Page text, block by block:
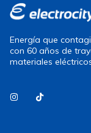
Energía que
con 60 años de
materiales